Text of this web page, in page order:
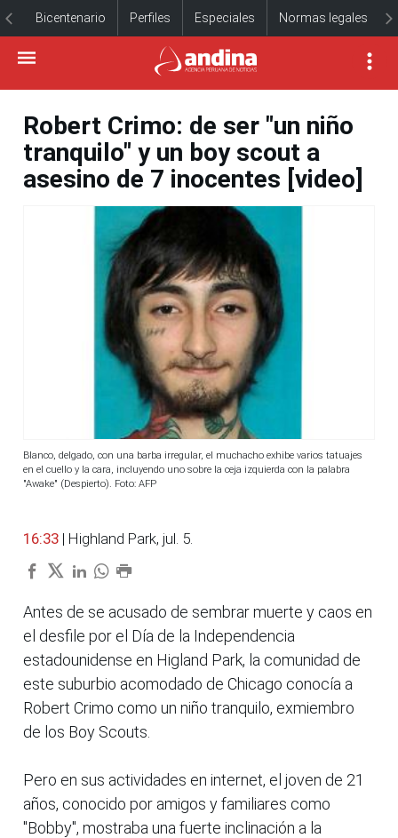
Bicentenario Perfiles Especiales Normas legales
Robert Crimo: de ser "un niño
tranquilo" y un boy scout a
asesino de 7 inocentes [video]
Blanco, delgado, con una barba irregular, el muchacho exhibe varios tatuajes
en el cuello y la cara, incluyendo uno sobre la ceja izquierda con la palabra
"Awake" (Despierto). Foto: AFP
16:33 | Highland Park, jul. 5.
Antes de se acusado de sembrar muerte y caos en
el desfile por el Día de la Independencia
estadounidense en Higland Park, la comunidad de
este suburbio acomodado de Chicago conocía a
Robert Crimo como un niño tranquilo, exmiembro
de los Boy Scouts.
Pero en sus actividades en internet, el joven de 21
años, conocido por amigos y familiares como
"Bobby", mostraba una fuerte inclinación a la